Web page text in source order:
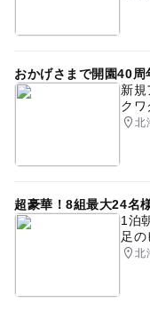
おかげさまで開園40
新規
クワ
北
超豪華！8組最大24名
1泊
足
北